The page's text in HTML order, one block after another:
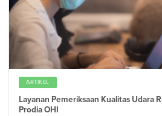
ARTIKEL
Layanan Pemeriksaan Kualitas Udara
Prodia OHI